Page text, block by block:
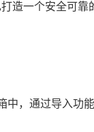
造一个安全可
，通过导入功